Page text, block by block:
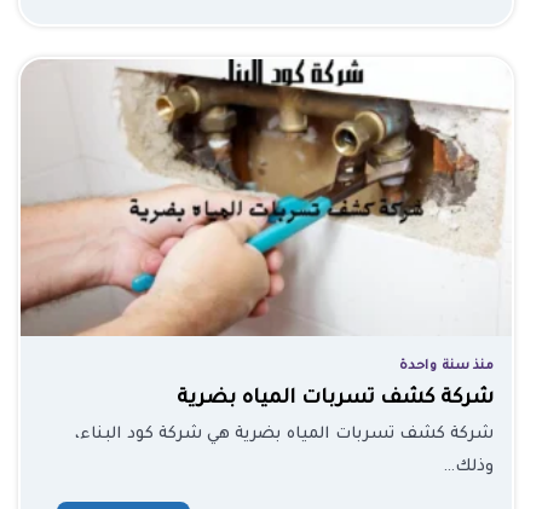
منذ سنة واحدة
شركة كشف تسربات المياه بضرية
شركة كشف تسربات المياه بضرية هي شركة كود البناء،
وذلك…